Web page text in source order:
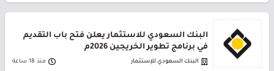
البنك السعودي للاستثمار يعلن فتح باب التقديم
في برنامج تطوير الخريجين 2026م
البنك السعودي للإستثمار منذ 18 ساعة